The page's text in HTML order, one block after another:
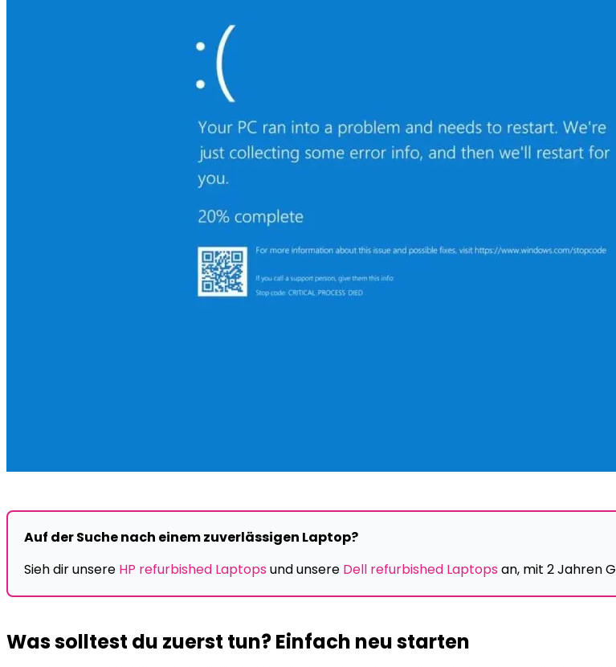
Auf der Suche nach einem zuverlässigen Laptop?
Sieh dir unsere HP refurbished Laptops und unsere Dell refurbished Laptops an, mit 2 Jahren
Was solltest du zuerst tun? Einfach neu starten